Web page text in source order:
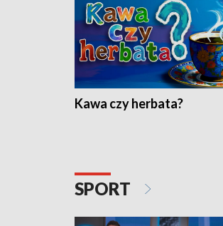
Kawa czy herbata?
SPORT